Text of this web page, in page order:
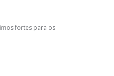
fortes para os